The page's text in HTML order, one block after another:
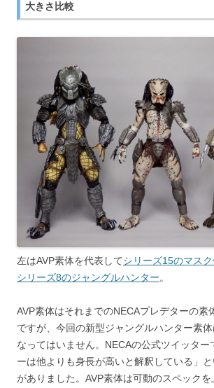
大きさ比較
左はAVP素体を代表してシリーズ15のマス
シリーズ8のジャングルハンター。
AVP素体はそれまでのNECAプレデターの素
ですが、今回の新型ジャングルハンター素体
なってはいません。NECAの公式ツイッター
ーは他よりも身長が高いと解釈している」
がありました。AVP素体は可動のスペック